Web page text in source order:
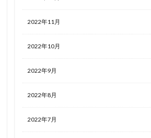
2022年11月
2022年10月
2022年9月
2022年8月
2022年7月